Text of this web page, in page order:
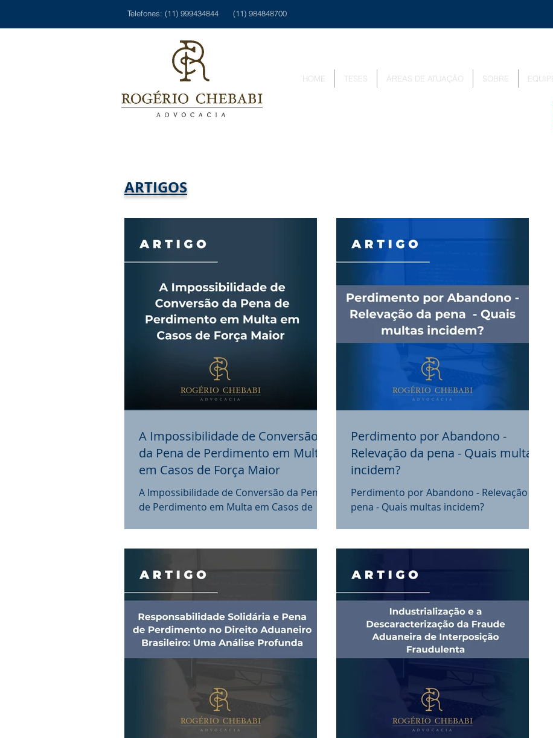
Telefones: (11) 999434844 (11) 984848700
HOME TESES ÁREAS DE ATUAÇÃO SOBRE EQUIPE
ARTIGOS
A Impossibilidade de Conversão
da Pena de Perdimento em Multa
em Casos de Força Maior
A Impossibilidade de Conversão da Pena
de Perdimento em Multa em Casos de
Perdimento por Abandono -
Relevação da pena - Quais multas
incidem?
Perdimento por Abandono - Relevação da
pena - Quais multas incidem?